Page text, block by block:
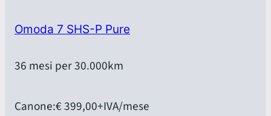
Omoda 7 SHS-P Pure
36 mesi per 30.000km
Canone:€ 399,00+IVA/mese